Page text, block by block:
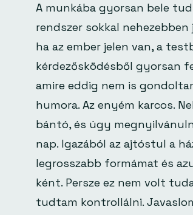
A munkába gyorsan bele
rendszer sokkal
ha az ember jelen van, a
kérdezősködésből gyorsan
amire eddig nem is
humora. Az enyém karcos.
bántó, és úgy
nap. Igazából az ajtóstul a
legrosszabb formámat és
ként. Persze ez nem volt
tudtam kontrollálni.